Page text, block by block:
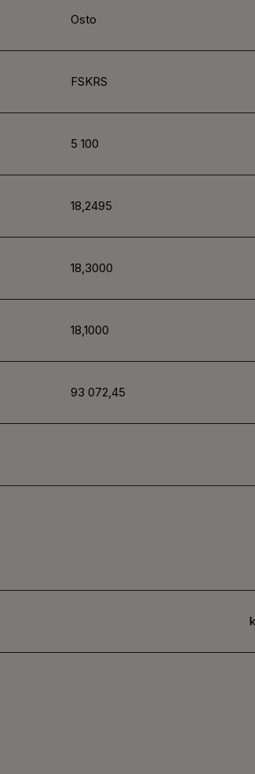
Osto
FSKRS
5 100
18,2495
18,3000
18,1000
93 072,45